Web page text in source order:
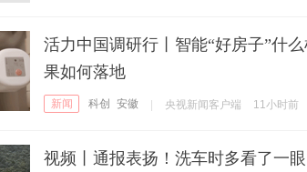
活力中国调研行丨智能“好房子”什
果如何落地
新闻 科创 安徽 央视新闻客户端 11小时前
视频丨通报表扬！洗车时多看了一眼